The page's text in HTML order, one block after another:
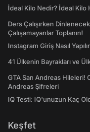
İdeal Kilo Nedir? İdeal Kilo
Ders Çalışırken
Çalışamayanlar Toplanın!
Instagram Giriş Nasıl
41 Ülkenin Bayrakları ve
GTA San Andreas Hileleri!
Andreas Şifreleri
IQ Testi: IQ'unuzun Kaç
Keşfet